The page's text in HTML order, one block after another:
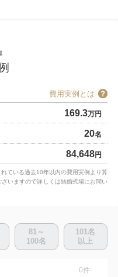
費用実例とは
169.3万円
20名
84,648円
ている過去10年以内の費用実例より算
いますので詳しくは結婚式場にお問い
81～
100名
101 名
以上
0件